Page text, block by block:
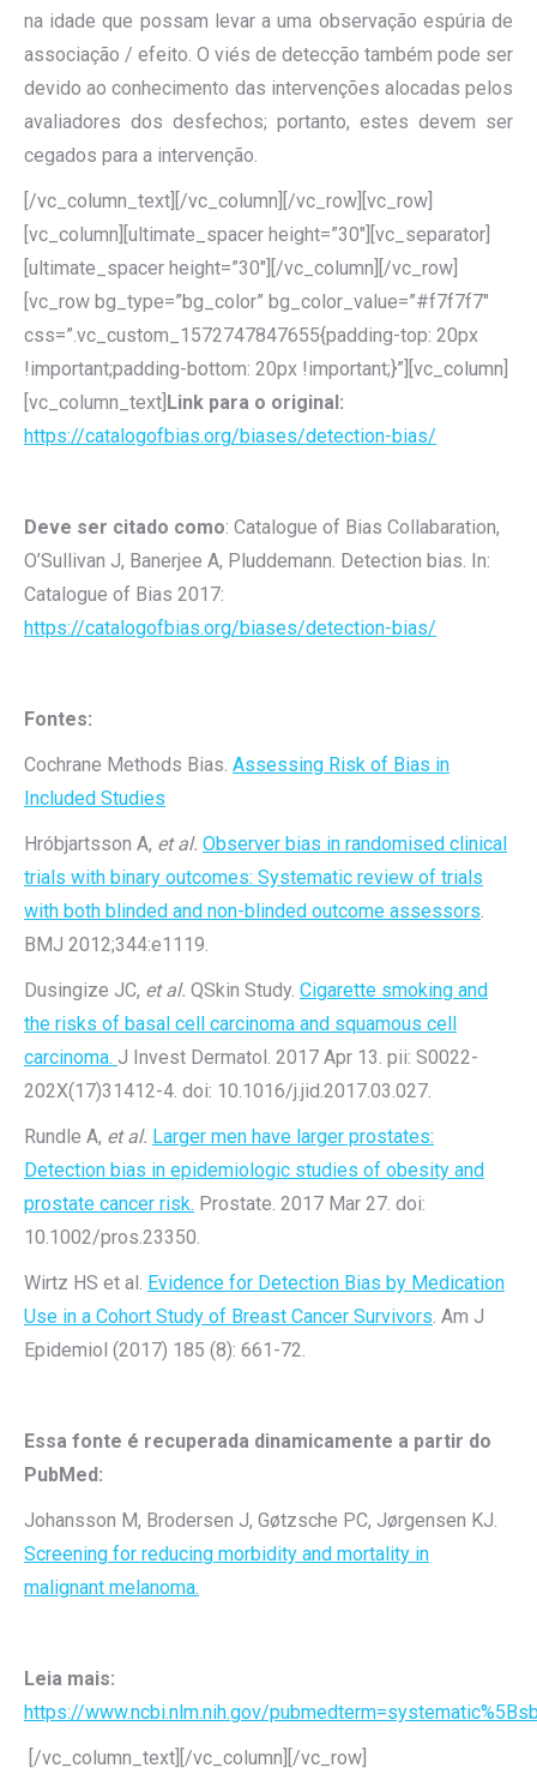
na idade que possam levar a uma observação espúria de
associação / efeito. O viés de detecção também pode ser
devido ao conhecimento das intervenções alocadas pelos
avaliadores dos desfechos; portanto, estes devem ser
cegados para a intervenção.
[/vc_column_text][/vc_column][/vc_row][vc_row]
[vc_column][ultimate_spacer height=”30″][vc_separator]
[ultimate_spacer height=”30″][/vc_column][/vc_row]
[vc_row bg_type=”bg_color” bg_color_value=”#f7f7f7″
css=”.vc_custom_1572747847655{padding-top: 20px
!important;padding-bottom: 20px !important;}”][vc_column]
[vc_column_text] Link para o original:
https://catalogofbias.org/biases/detection-bias/
Deve ser citado como: Catalogue of Bias Collabaration,
O’Sullivan J, Banerjee A, Pluddemann. Detection bias. In:
Catalogue of Bias 2017:
https://catalogofbias.org/biases/detection-bias/
Fontes:
Cochrane Methods Bias. Assessing Risk of Bias in
Included Studies
Hróbjartsson A, et al. Observer bias in randomised clinical
trials with binary outcomes: Systematic review of trials
with both blinded and non-blinded outcome assessors.
BMJ 2012;344:e1119.
Dusingize JC, et al. QSkin Study. Cigarette smoking and
the risks of basal cell carcinoma and squamous cell
carcinoma. J Invest Dermatol. 2017 Apr 13. pii: S0022-
202X(17)31412-4. doi: 10.1016/j.jid.2017.03.027.
Rundle A, et al. Larger men have larger prostates:
Detection bias in epidemiologic studies of obesity and
prostate cancer risk. Prostate. 2017 Mar 27. doi:
10.1002/pros.23350.
Wirtz HS et al. Evidence for Detection Bias by Medication
Use in a Cohort Study of Breast Cancer Survivors. Am J
Epidemiol (2017) 185 (8): 661-72.
Essa fonte é recuperada dinamicamente a partir do
PubMed:
Johansson M, Brodersen J, Gøtzsche PC, Jørgensen KJ.
Screening for reducing morbidity and mortality in
malignant melanoma.
Leia mais:
https://www.ncbi.nlm.nih.gov/
[/vc_column_text][/vc_column][/vc_row]